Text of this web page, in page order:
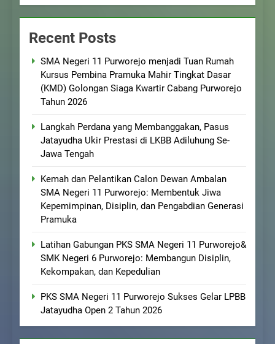
Recent Posts
SMA Negeri 11 Purworejo menjadi Tuan Rumah
Kursus Pembina Pramuka Mahir Tingkat Dasar
(KMD) Golongan Siaga Kwartir Cabang Purworejo
Tahun 2026
Langkah Perdana yang Membanggakan, Pasus
Jatayudha Ukir Prestasi di LKBB Adiluhung Se-
Jawa Tengah
Kemah dan Pelantikan Calon Dewan Ambalan
SMA Negeri 11 Purworejo: Membentuk Jiwa
Kepemimpinan, Disiplin, dan Pengabdian Generasi
Pramuka
Latihan Gabungan PKS SMA Negeri 11 Purworejo&
SMK Negeri 6 Purworejo: Membangun Disiplin,
Kekompakan, dan Kepedulian
PKS SMA Negeri 11 Purworejo Sukses Gelar LPBB
Jatayudha Open 2 Tahun 2026